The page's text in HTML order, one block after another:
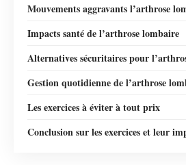
Mouvements aggravants l’arthrose
Impacts santé de l’arthrose lombaire
Alternatives sécuritaires pour
Gestion quotidienne de l’arthrose
Les exercices à éviter à tout prix
Conclusion sur les exercices et leur